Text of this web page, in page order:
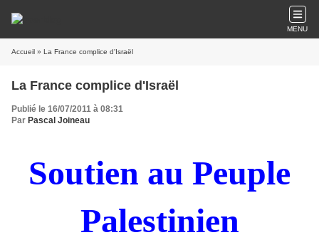
MENU
Accueil » La France complice d'Israël
La France complice d'Israël
Publié le 16/07/2011 à 08:31
Par Pascal Joineau
Soutien au Peuple
Palestinien